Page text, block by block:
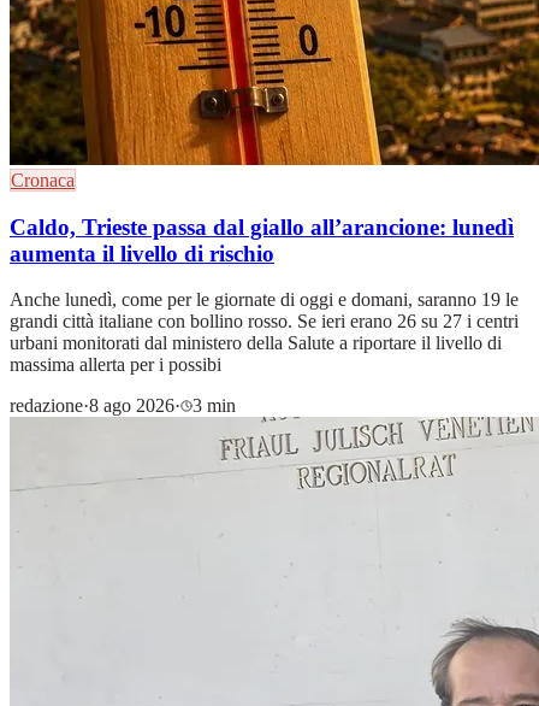
Cronaca
Caldo, Trieste passa dal giallo all’arancione: lunedì
aumenta il livello di rischio
Anche lunedì, come per le giornate di oggi e domani, saranno 19 le
grandi città italiane con bollino rosso. Se ieri erano 26 su 27 i centri
urbani monitorati dal ministero della Salute a riportare il livello di
massima allerta per i possibi
redazione·8 ago 2026· 3 min